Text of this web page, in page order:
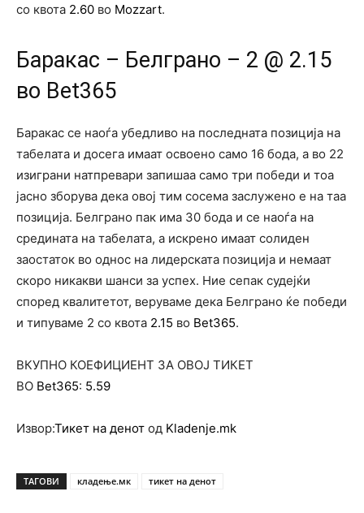
со квота 2.60 во Mozzart.
Баракас – Белграно – 2 @ 2.15
во Bet365
Баракас се наоѓа убедливо на последната позиција на
табелата и досега имаат освоено само 16 бода, а во 22
изиграни натпревари запишаа само три победи и тоа
јасно зборува дека овој тим сосема заслужено е на таа
позиција. Белграно пак има 30 бода и се наоѓа на
средината на табелата, а искрено имаат солиден
заостаток во однос на лидерската позиција и немаат
скоро никакви шанси за успех. Ние сепак судејќи
според квалитетот, веруваме дека Белграно ќе победи
и типуваме 2 со квота 2.15 во Bet365.
ВКУПНО КОЕФИЦИЕНТ ЗА ОВОЈ ТИКЕТ
ВО Bet365: 5.59
Извор:Тикет на денот од Kladenje.mk
ТАГОВИ кладење.мк тикет на денот